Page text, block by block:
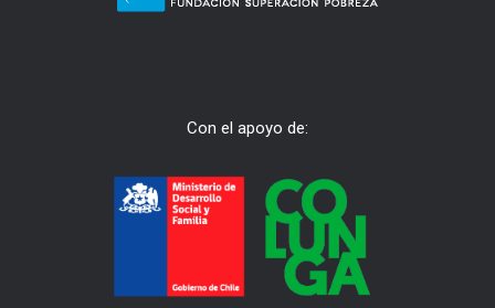
Con el apoyo de: